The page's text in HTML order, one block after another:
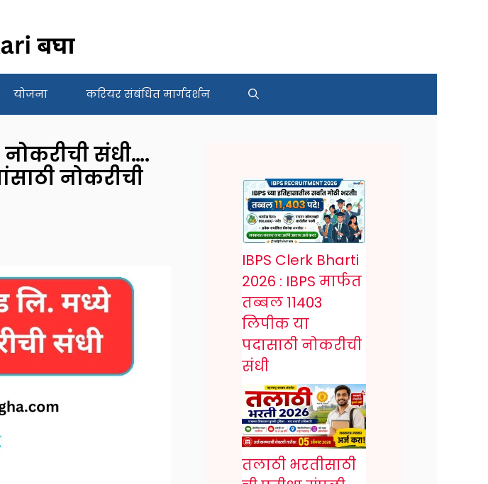
योजना करियर संबंधित मार्गदर्शन
नोकरीची संधी….
नोकरीची
IBPS Clerk Bharti
2026 : IBPS मार्फत
तब्बल 11403
लिपीक या
पदासाठी नोकरीची
संधी
तलाठी भरतीसाठी